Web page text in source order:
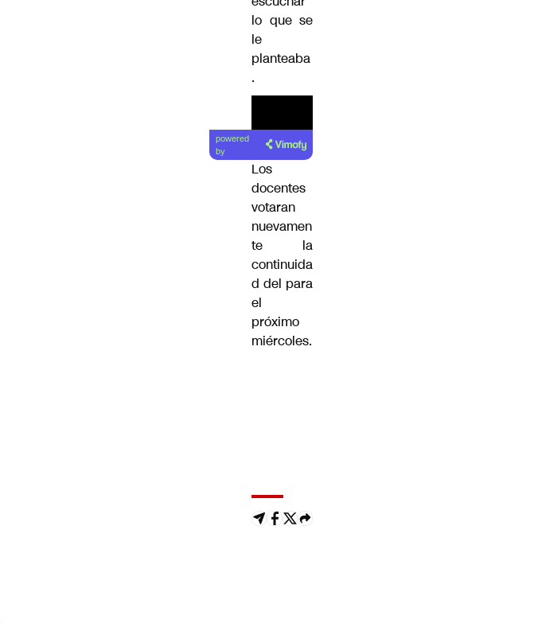
lo que se
le
planteaba
.
powered
by
Los
docentes
votaran
nuevamen
te la
continuida
d del para
el
próximo
miércoles.